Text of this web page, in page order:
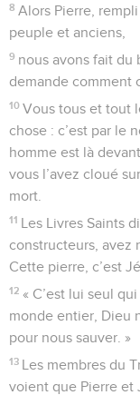
8 Alors Pierre,
peuple et anciens,
9 nous avons fait du
demande comment
10 Vous tous et tout
chose : c’est par le
homme est là
vous l’avez cloué
mort.
11 Les Livres Saints
constructeurs, avez
Cette pierre, c’est
12 « C’est lui seul
monde entier, Dieu
pour nous sauver. »
13 Les membres du
voient que Pierre et